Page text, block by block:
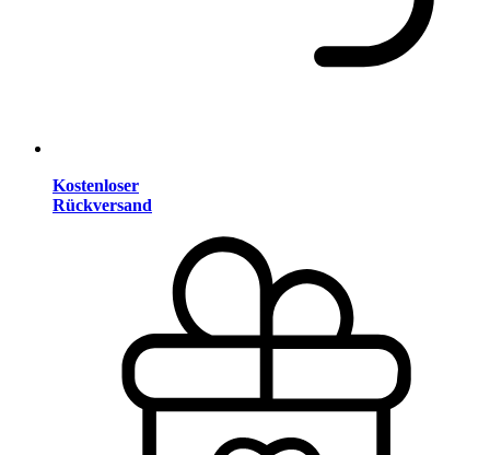
Kostenloser
Rückversand